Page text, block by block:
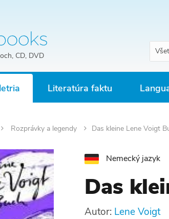
CD, DVD
Literatúra faktu
Rozprávky a legendy Das kleine Lene Voigt
Nemecký jazyk
Das
Autor: Lene Voigt